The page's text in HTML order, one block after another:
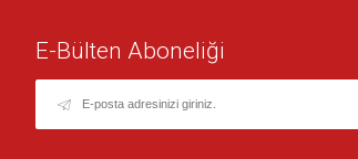
E-Bülten Aboneliği